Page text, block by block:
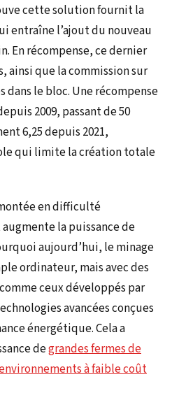
cette solution fournit la
entraîne l’ajout du nouveau
En récompense, ce dernier
ainsi que la commission sur
dans le bloc. Une récompense
2009, passant de 50
6,25 depuis 2021,
qui limite la création totale
en difficulté
la puissance de
aujourd’hui, le minage
ordinateur, mais avec des
ceux développés par
avancées conçues
énergétique. Cela a
degrandes fermes de
à faible coût